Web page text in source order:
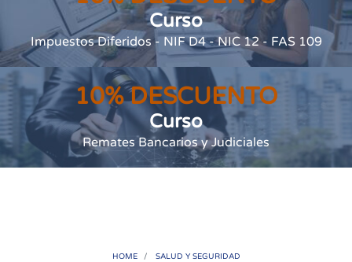
Curso
Impuestos Diferidos - NIF D4 - NIC 12 - FAS 109
10% DESCUENTO
Curso
Remates Bancarios y Judiciales
HOME SALUD Y SEGURIDAD